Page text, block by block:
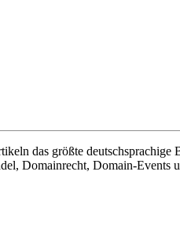
das größte
Domainrecht, Domain-Events